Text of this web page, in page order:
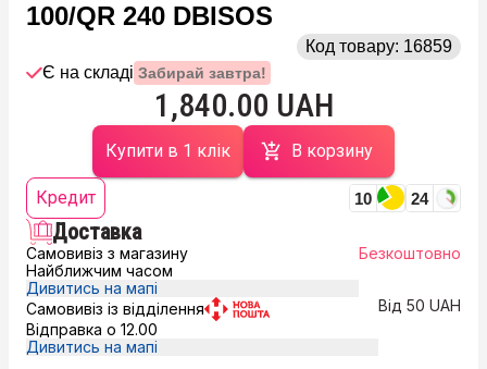
100/QR 240 DBISOS
Код товару: 16859
Є на складі Забирай завтра!
1,840.00 UAH
Купити в 1 клік В корзину
Кредит 10 24
Доставка
Самовивіз з магазину
Найближчим часом
Дивитись на мапі
Безкоштовно
Самовивіз із відділення
Відправка о 12.00
Дивитись на мапі
Від 50 UAH